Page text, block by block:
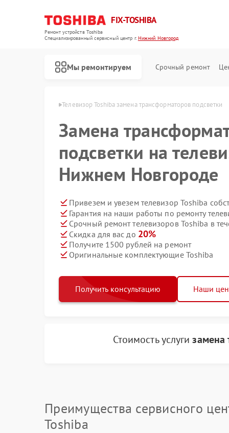
FIX-TOSHIBA
Ремонт устройств Toshiba
Специализированный cервисный центр г.Нижний Новгород
Мы ремонтируем Срочный ремонт
Нижнем Новгороде Телевизор Toshiba замена трансформаторов подсветки
Замена
подсветки на
Нижнем Новгороде
Привезем и увезем телевизор Toshiba
Гарантия на наши работы по ремонту
Срочный ремонт телевизоров Toshiba в
Скидка для вас до 20%
Получите 1500 рублей на ремонт
Оригинальные комплектующие Toshiba
Получить консультацию Наши
Стоимость услугизамена
Преимущества сервисного
Toshiba